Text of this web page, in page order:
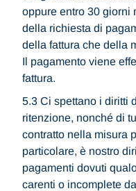
oppure entro 30 giorni
della richiesta di
della fattura che della
Il pagamento viene
fattura.
5.3 Ci spettano i diritti
ritenzione, nonché di
contratto nella misura
particolare, è nostro
pagamenti dovuti
carenti o incomplete